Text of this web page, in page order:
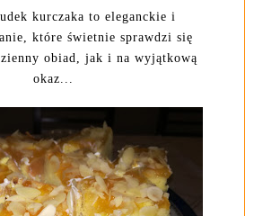
kurczaka to eleganckie i
które świetnie sprawdzi się
obiad, jak i na wyjątkową
okaz...